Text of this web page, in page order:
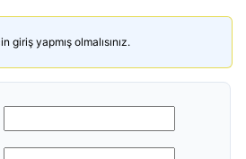
giriş yapmış olmalısınız.